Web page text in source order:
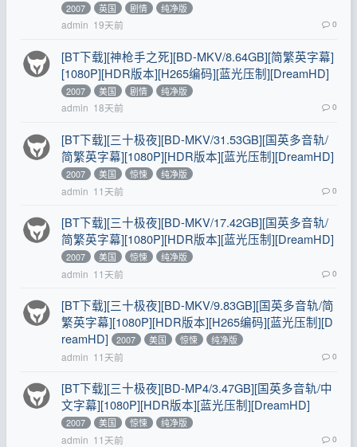
2007 英国 剧情 纯净版
admin 19天前 0
[BT下载][神枪手之死][BD-MKV/8.64GB][简繁英字幕]
[1080P][HDR版本][H265编码][蓝光压制][DreamHD]
2007 美国 剧情 纯净版
admin 18天前 0
[BT下载][三十极夜][BD-MKV/31.53GB][国英多音轨/
简繁英字幕][1080P][HDR版本][蓝光压制][DreamHD]
2007 美国 惊悚 纯净版
admin 11天前 0
[BT下载][三十极夜][BD-MKV/17.42GB][国英多音轨/
简繁英字幕][1080P][HDR版本][蓝光压制][DreamHD]
2007 美国 惊悚 纯净版
admin 11天前 0
[BT下载][三十极夜][BD-MKV/9.83GB][国英多音轨/简
繁英字幕][1080P][HDR版本][H265编码][蓝光压制][D
reamHD]
2007 美国 惊悚 纯净版
admin 11天前 0
[BT下载][三十极夜][BD-MP4/3.47GB][国英多音轨/中
文字幕][1080P][HDR版本][蓝光压制][DreamHD]
2007 美国 惊悚 纯净版
admin 11天前 0